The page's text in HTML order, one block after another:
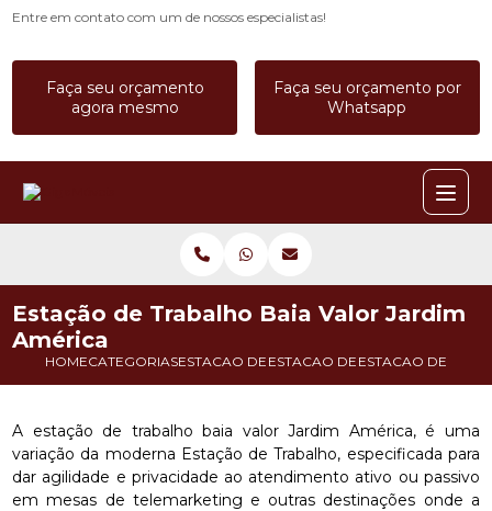
Entre em contato com um de nossos especialistas!
Faça seu orçamento
agora mesmo
Faça seu orçamento por
Whatsapp
HOMECATEGORIASESTACAO DE TRABALHOESTACAO DE TRABALHO BAIA
ESTACAO DE
Estação de Trabalho Baia Valor Jardim
América
A estação de trabalho baia valor Jardim América, é uma
variação da moderna Estação de Trabalho, especificada para
dar agilidade e privacidade ao atendimento ativo ou passivo
em mesas de telemarketing e outras destinações onde a